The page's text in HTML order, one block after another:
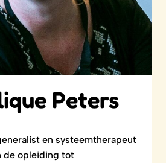
Peters
en systeemtherapeut
de opleiding tot